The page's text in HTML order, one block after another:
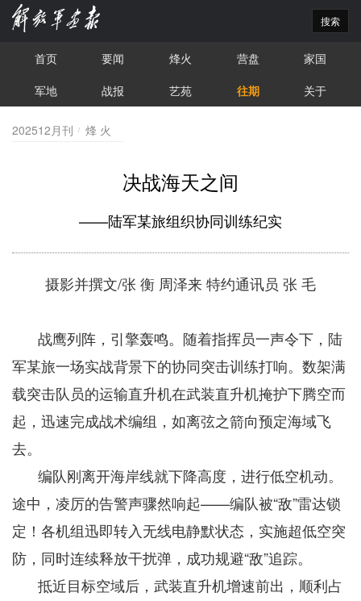
搜索
首页 要闻 烽火 营盘
家国
军地
战报 艺苑 往期 关于
202512月刊 烽 火
决战海天之间
——陆军某旅组织协同训练纪实
摄影并撰文/张 衡 周泽来 特约通讯员 张 毛
战鹰列阵，引擎轰鸣。随着指挥员一声令下，陆
军某旅一场实战背景下的协同突击训练打响。数架满
载突击队员的运输直升机在武装直升机掩护下腾空而
起，迅速完成战术编组，如离弦之箭向预定海域飞
去。
编队刚离开海岸线就下降高度，进行低空机动。
途中，凌厉的告警声骤然响起——编队被“敌”雷达锁
定！各机组迅即转入无线电静默状态，实施超低空突
防，同时连续释放干扰弹，成功规避“敌”追踪。
抵近目标空域后，武装直升机增速前出，顺利占